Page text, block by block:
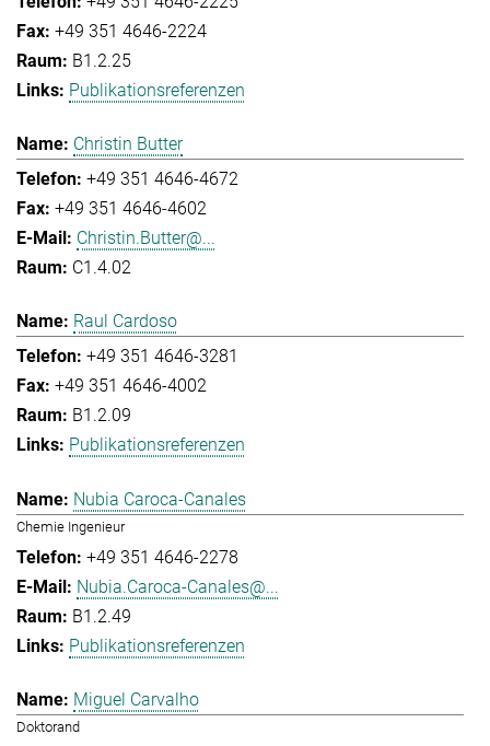
+49 351 4646-2224
B1.2.25
Publikationsreferenzen
Christin Butter
+49 351 4646-4672
+49 351 4646-4602
Christin.Butter@...
C1.4.02
Raul Cardoso
+49 351 4646-3281
+49 351 4646-4002
B1.2.09
Publikationsreferenzen
Nubia Caroca-Canales
Chemie Ingenieur
+49 351 4646-2278
Nubia.Caroca-Canales@...
B1.2.49
Publikationsreferenzen
Miguel Carvalho
Doktorand